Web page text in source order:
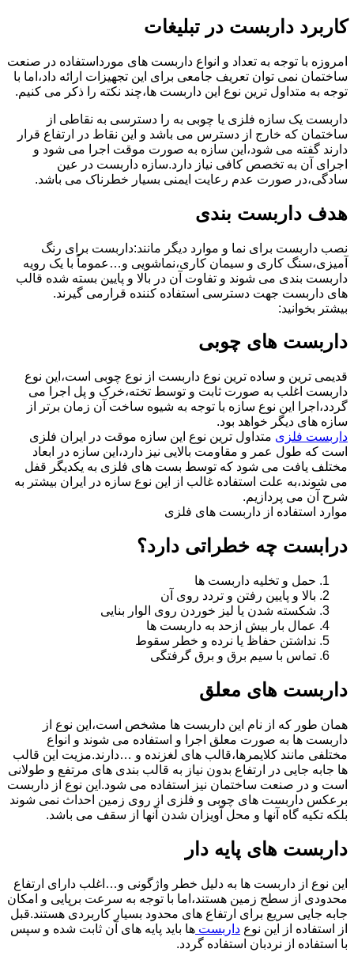
کاربرد داربست در تبلیغات
امروزه با توجه به تعداد و انواع داربست های مورداستفاده در صنعت
ساختمان نمی توان تعریف جامعی برای این تجهیزات ارائه داد،اما با
توجه به متداول ترین نوع این داربست ها،چند نکته را ذکر می کنیم.
داربست یک سازه فلزی یا چوبی به را دسترسی به نقاطی از
ساختمان که خارج از دسترس می باشد و این نقاط در ارتفاع قرار
دارند گفته می شود،این سازه به صورت موقت اجرا می شود و
اجرای آن به تخصص کافی نیاز دارد.سازه داربست در عین
سادگی،در صورت عدم رعایت ایمنی بسیار خطرناک می باشد.
هدف داربست بندی
نصب داربست برای نما و موارد دیگر مانند:داربست برای رنگ
آمیزی،سنگ کاری و سیمان کاری،نماشویی و…عموماً با یک رویه
داربست بندی می شوند و تفاوت آن در بالا و پایین بسته شده قالب
های داربست جهت دسترسی استفاده کننده قرارمی گیرند.
بیشتر بخوانید:
داربست های چوبی
قدیمی ترین و ساده ترین نوع داربست از نوع چوبی است،این نوع
داربست اغلب به صورت ثابت و توسط تخته،خرک و پل اجرا می
گردد،اجرا این نوع سازه با توجه به شیوه ساخت آن زمان برتر از
سازه های دیگر خواهد بود.
داربست فلزی متداول ترین نوع این سازه موقت در ایران فلزی
است که طول عمر و مقاومت بالایی نیز دارد،این سازه در ابعاد
مختلف یافت می شود که توسط بست های فلزی به یکدیگر قفل
می شوند،به علت استفاده غالب از این نوع سازه در ایران بیشتر به
شرح آن می پردازیم.
موارد استفاده از داربست های فلزی
درابست چه خطراتی دارد؟
حمل و تخلیه داربست ها
بالا و پایین رفتن و تردد روی آن
شکسته شدن یا لیز خوردن روی الوار بنایی
عمال بار بیش ازحد به داربست ها
نداشتن حفاظ یا نرده و خطر سقوط
تماس با سیم برق و برق گرفتگی
داربست های معلق
همان طور که از نام این داربست ها مشخص است،این نوع از
داربست ها به صورت معلق اجرا و استفاده می شوند و انواع
مختلفی مانند کلایمرها،قالب های لغزنده و …دارند.مزیت این قالب
ها جابه جایی در ارتفاع بدون نیاز به قالب بندی های مرتفع و طولانی
است و در صنعت ساختمان نیز استفاده می شود.این نوع از داربست
برعکس داربست های چوبی و فلزی از روی زمین احداث نمی شوند
بلکه تکیه گاه آنها و محل آویزان شدن آنها از سقف می باشد.
داربست های پایه دار
این نوع از داربست ها به دلیل خطر واژگونی و…اغلب دارای ارتفاع
محدودی از سطح زمین هستند،اما با توجه به سرعت برپایی و امکان
جابه جایی سریع برای ارتفاع های محدود بسیار کاربردی هستند.قبل
از استفاده از این نوع داربست ها باید پایه های آن ثابت شده و سپس
با استفاده از نردبان استفاده گردد.